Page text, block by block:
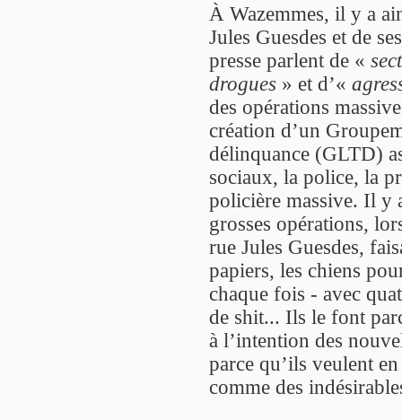
À Wazemmes, il y a
Jules Guesdes et de
presse parlent de «
drogues » et d’«
des opérations
création d’un
délinquance (GLTD)
sociaux, la police, la
policière massive. Il y
grosses opérations,
rue Jules Guesdes,
papiers, les chiens
chaque fois - avec
de shit... Ils le font
à l’intention des
parce qu’ils veulent
comme des